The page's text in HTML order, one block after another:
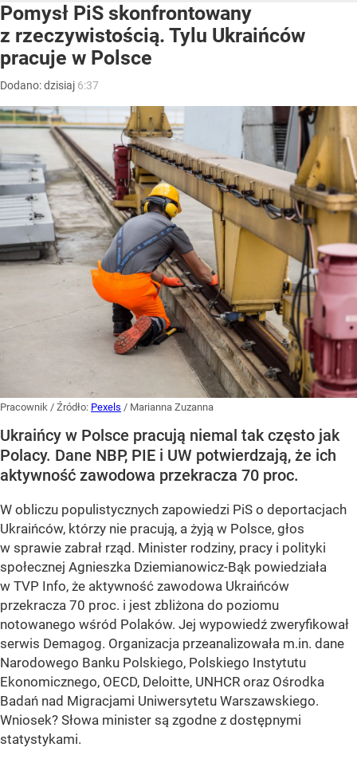
Pomysł PiS skonfrontowany
z rzeczywistością. Tylu Ukraińców
pracuje w Polsce
Dodano:dzisiaj 6:37
Pracownik / Źródło: Pexels / Marianna Zuzanna
Ukraińcy w Polsce pracują niemal tak często jak
Polacy. Dane NBP, PIE i UW potwierdzają, że ich
aktywność zawodowa przekracza 70 proc.
W obliczu populistycznych zapowiedzi PiS o deportacjach
Ukraińców, którzy nie pracują, a żyją w Polsce, głos
w sprawie zabrał rząd. Minister rodziny, pracy i polityki
społecznej Agnieszka Dziemianowicz-Bąk powiedziała
w TVP Info, że aktywność zawodowa Ukraińców
przekracza 70 proc. i jest zbliżona do poziomu
notowanego wśród Polaków. Jej wypowiedź zweryfikował
serwis Demagog. Organizacja przeanalizowała m.in. dane
Narodowego Banku Polskiego, Polskiego Instytutu
Ekonomicznego, OECD, Deloitte, UNHCR oraz Ośrodka
Badań nad Migracjami Uniwersytetu Warszawskiego.
Wniosek? Słowa minister są zgodne z dostępnymi
statystykami.